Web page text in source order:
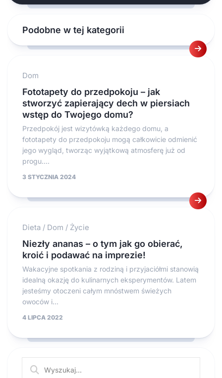
Podobne w tej kategorii
Dom
Fototapety do przedpokoju – jak
stworzyć zapierający dech w piersiach
wstęp do Twojego domu?
Przedpokój jest wizytówką każdego domu, a
fototapety do przedpokoju mogą całkowicie odmienić
jego wygląd, tworząc wyjątkową atmosferę już od
progu....
3 STYCZNIA 2024
Dieta / Dom / Życie
Niezły ananas – o tym jak go obierać,
kroić i podawać na imprezie!
Wakacyjne spotkania z rodziną i przyjaciółmi stanowią
idealną okazję do kulinarnych eksperymentów. Latem
jesteśmy otoczeni całym mnóstwem świeżych
owoców i...
4 LIPCA 2022